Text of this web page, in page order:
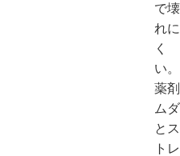
で壊
れに
く
い。
薬剤
ムダ
とス
トレ